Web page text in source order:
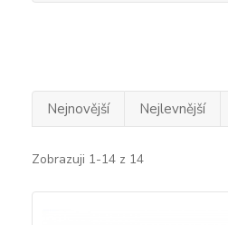
Nejnovější Nejlevnější
Zobrazuji 1-14 z 14